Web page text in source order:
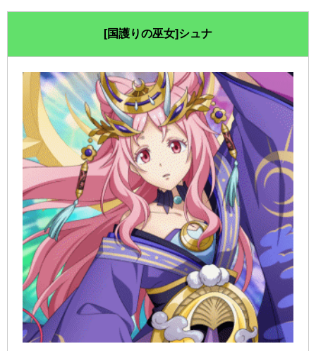
[国護りの巫女]シュナ